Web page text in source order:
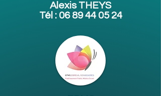
Alexis THEYS
Tél : 06 89 44 05 24